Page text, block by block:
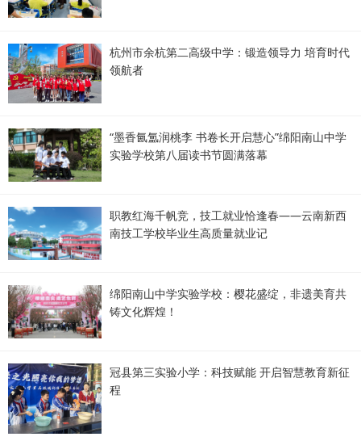
杭州市余杭第二高级中学：锻造领导力 培育时代
领航者
“墨香氤氲润桃李 书卷长开启慧心”绵阳南山中学
实验学校第八届读书节圆满落幕
职教红海千帆竞，技工就业恰逢春——云南新西
南技工学校毕业生高质量就业记
绵阳南山中学实验学校：樱花盛绽，非遗美育共
铸文化辉煌！
冠县第三实验小学：科技赋能 开启智慧教育新征
程